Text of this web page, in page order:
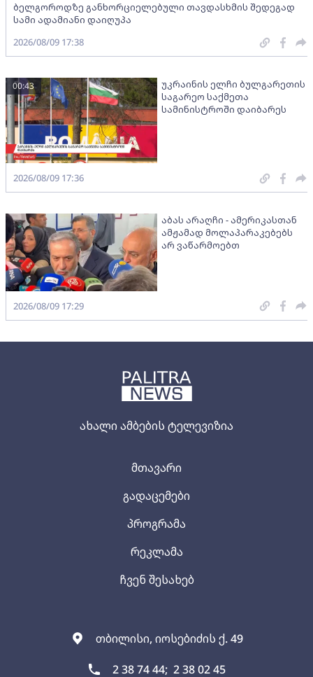
ახალი ამბების ტელევიზია
თბილისი, იოსებიძის ქ. 49
2 38 74 44; 2 38 02 45
მთავარი
გადაცემები
პროგრამა
რეკლამა
ჩვენ შესახებ
ბელგოროდზე განხორციელებული თავდასხმის შედეგად
სამი ადამიანი დაიღუპა
2026/08/09 17:38
უკრაინის ელჩი ბულგარეთის
საგარეო საქმეთა
სამინისტროში დაიბარეს
00:43
2026/08/09 17:36
აბას არაღჩი - ამერიკასთან
ამჟამად მოლაპარაკებებს
არ ვაწარმოებთ
2026/08/09 17:29